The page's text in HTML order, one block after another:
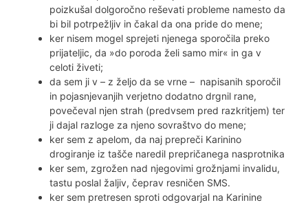
poizkušal dolgoročno reševati probleme namesto da
bi bil potrpežljiv in čakal da ona pride do mene;
ker nisem mogel sprejeti njenega sporočila preko
prijateljic, da »do poroda želi samo mir« in ga v
celoti živeti;
da sem ji v – z željo da se vrne – napisanih sporočil
in pojasnjevanjih verjetno dodatno drgnil rane,
povečeval njen strah (predvsem pred razkritjem) ter
ji dajal razloge za njeno sovraštvo do mene;
ker sem z apelom, da naj prepreči Karinino
drogiranje iz tašče naredil prepričanega nasprotnika
ker sem, zgrožen nad njegovimi grožnjami invalidu,
tastu poslal žaljiv, čeprav resničen SMS.
ker sem pretresen sproti odgovarjal na Karinine